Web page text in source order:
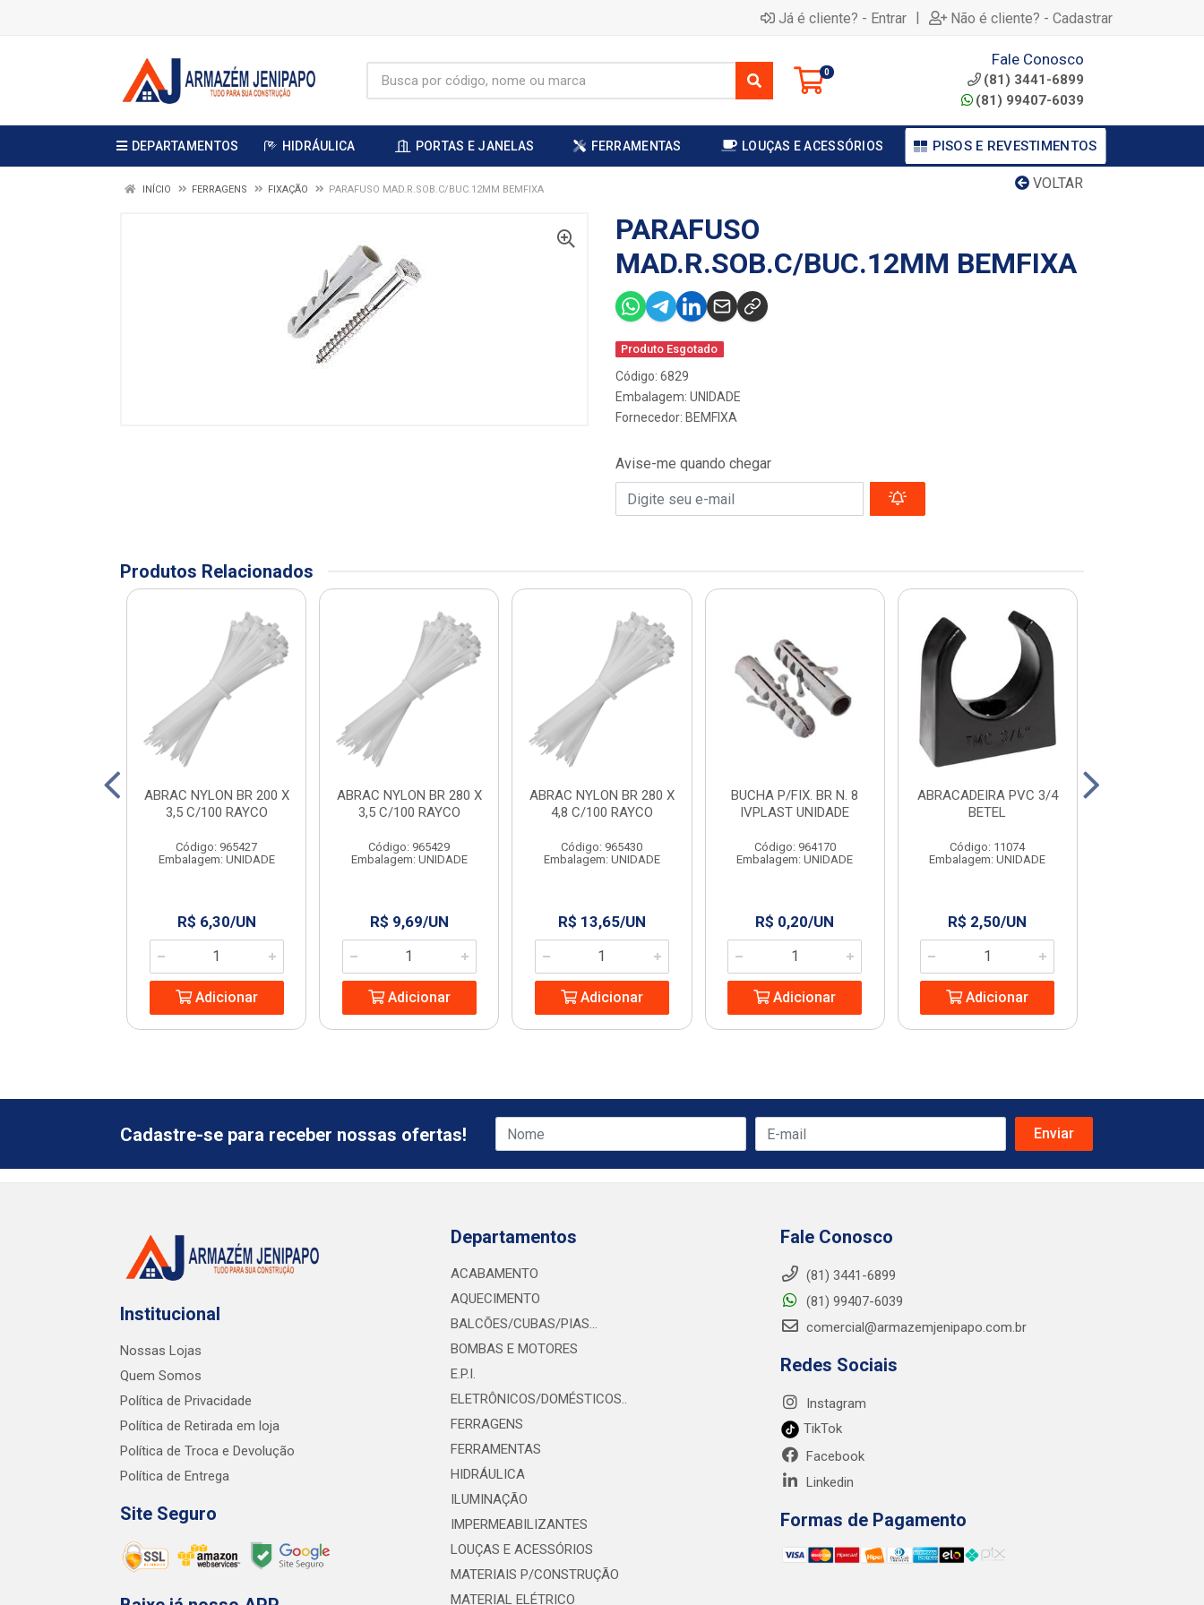
Já é cliente? - Entrar | Não é cliente? - Cadastrar
0
Fale Conosco
(81) 3441-6899
(81) 99407-6039
DEPARTAMENTOS HIDRÁULICA PORTAS E JANELAS FERRAMENTAS LOUÇAS E ACESSÓRIOS PISOS E REVESTIMENTOS
VOLTAR
INÍCIO FERRAGENS FIXAÇÃO PARAFUSO MAD.R.SOB.C/BUC.12MM BEMFIXA
PARAFUSO
MAD.R.SOB.C/BUC.12MM BEMFIXA
Produto Esgotado
Código: 6829
Embalagem: UNIDADE
Fornecedor: BEMFIXA
Avise-me quando chegar
Produtos Relacionados
ABRAC NYLON BR 200 X
3,5 C/100 RAYCO
Código: 965427
Embalagem: UNIDADE
R$ 6,30/UN
Adicionar
ABRAC NYLON BR 280 X
3,5 C/100 RAYCO
Código: 965429
Embalagem: UNIDADE
R$ 9,69/UN
Adicionar
ABRAC NYLON BR 280 X
4,8 C/100 RAYCO
Código: 965430
Embalagem: UNIDADE
R$ 13,65/UN
Adicionar
BUCHA P/FIX. BR N. 8
IVPLAST UNIDADE
Código: 964170
Embalagem: UNIDADE
R$ 0,20/UN
Adicionar
ABRACADEIRA PVC 3/4
BETEL
Código: 11074
Embalagem: UNIDADE
R$ 2,50/UN
Adicionar
Cadastre-se para receber nossas ofertas!
Institucional
Nossas Lojas
Quem Somos
Política de Privacidade
Política de Retirada em loja
Política de Troca e Devolução
Política de Entrega
Site Seguro
Departamentos
ACABAMENTO
AQUECIMENTO
BALCÕES/CUBAS/PIAS...
BOMBAS E MOTORES
E.P.I.
ELETRÔNICOS/DOMÉSTICOS..
FERRAGENS
FERRAMENTAS
HIDRÁULICA
ILUMINAÇÃO
IMPERMEABILIZANTES
LOUÇAS E ACESSÓRIOS
MATERIAIS P/CONSTRUÇÃO
MATERIAL ELÉTRICO
Fale Conosco
(81) 3441-6899
(81) 99407-6039
comercial@armazemjenipapo.com.br
Redes Sociais
Instagram
TikTok
Facebook
Linkedin
Formas de Pagamento